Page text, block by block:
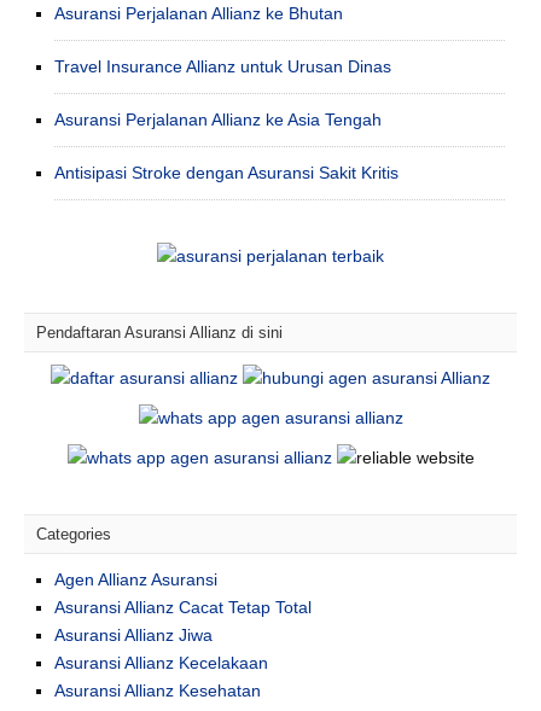
Asuransi Perjalanan Allianz ke Bhutan
Travel Insurance Allianz untuk Urusan Dinas
Asuransi Perjalanan Allianz ke Asia Tengah
Antisipasi Stroke dengan Asuransi Sakit Kritis
Pendaftaran Asuransi Allianz di sini
Categories
Agen Allianz Asuransi
Asuransi Allianz Cacat Tetap Total
Asuransi Allianz Jiwa
Asuransi Allianz Kecelakaan
Asuransi Allianz Kesehatan